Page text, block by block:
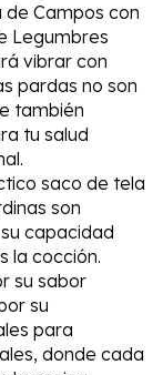
Campos con
Legumbres
vibrar con
pardas no son
también
tu salud
saco de tela
son
capacidad
la cocción.
su sabor
su
para
donde cada